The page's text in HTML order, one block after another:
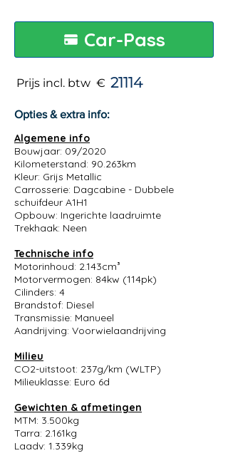
Car-Pass
Prijs incl. btw € 21114
Opties & extra info:
Algemene info
Bouwjaar: 09/2020
Kilometerstand: 90.263km
Kleur: Grijs Metallic
Carrosserie: Dagcabine - Dubbele
schuifdeur A1H1
Opbouw: Ingerichte laadruimte
Trekhaak: Neen
Technische info
Motorinhoud: 2.143cm³
Motorvermogen: 84kw (114pk)
Cilinders: 4
Brandstof: Diesel
Transmissie: Manueel
Aandrijving: Voorwielaandrijving
Milieu
CO2-uitstoot: 237g/km (WLTP)
Milieuklasse: Euro 6d
Gewichten & afmetingen
MTM: 3.500kg
Tarra: 2.161kg
Laadv: 1.339kg